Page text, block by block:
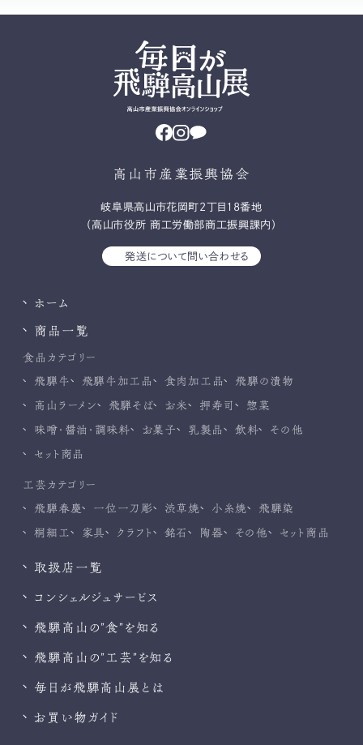
高山市産業振興協会
岐⾩県⾼⼭市花岡町2丁⽬18番地
（高山市役所 商工労働部商工振興課内）
発送について問い合わせる
ホーム
商品一覧
食品カテゴリー
飛騨牛 飛騨牛加工品 食肉加工品 飛騨の漬物
高山ラーメン 飛騨そば お米 押寿司 惣菜
味噌・醤油・調味料 お菓子 乳製品 飲料 その他
セット商品
工芸カテゴリー
飛騨春慶 一位一刀彫 渋草焼 小糸焼 飛騨染
桐細工 家具 クラフト 銘石 陶器 その他 セット商品
取扱店一覧
コンシェルジュサービス
飛騨高山の”食”を知る
飛騨高山の”工芸”を知る
毎日が飛騨高山展とは
お買い物ガイド